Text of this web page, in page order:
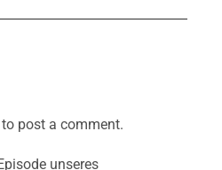
to post a comment.
unseres